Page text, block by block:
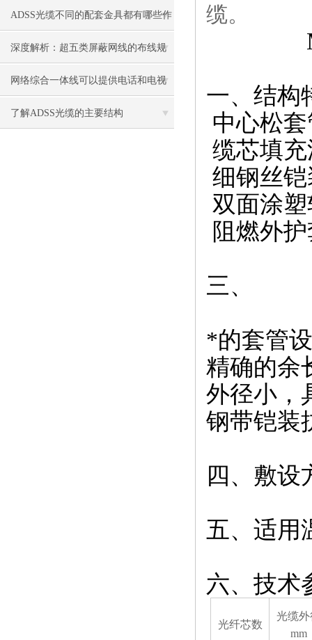
过大、雷击损坏解决对策
ADSS光缆不同的配套金具都有哪些作
用
深度解析：超五类屏蔽网线的布线规
范与注意事项
网络综合一体线可以提供电话和电视
信号的传输
了解ADSS光缆的主要结构
缆。
一、结构
中心松
缆芯填
细钢丝
双面涂
阻燃外
三、
*的套管
精确的余
外径小，
钢带铠装
四、敷设
五、适
六、技术
光纤芯数
光缆外
mm